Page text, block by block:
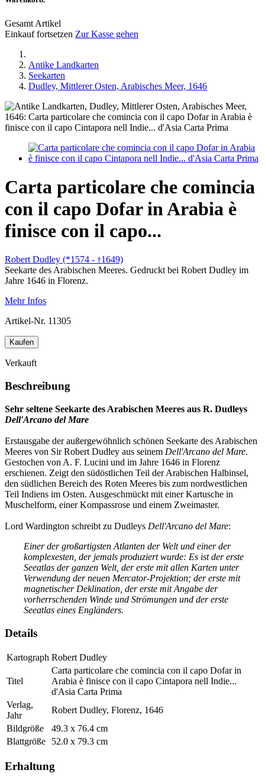
Gesamt Artikel
Einkauf fortsetzen Zur Kasse gehen
Antike Landkarten
Seekarten
Dudley, Mittlerer Osten, Arabisches Meer, 1646
Carta particolare che comincia
con il capo Dofar in Arabia è
finisce con il capo...
Robert Dudley (*1574 - †1649)
Seekarte des Arabischen Meeres. Gedruckt bei Robert Dudley im
Jahre 1646 in Florenz.
Mehr Infos
Artikel-Nr. 11305
Kaufen
Verkauft
Beschreibung
Sehr seltene Seekarte des Arabischen Meeres aus R. Dudleys
Dell'Arcano del Mare
Erstausgabe der außergewöhnlich schönen Seekarte des Arabischen
Meeres von Sir Robert Dudley aus seinem Dell'Arcano del Mare.
Gestochen von A. F. Lucini und im Jahre 1646 in Florenz
erschienen. Zeigt den südöstlichen Teil der Arabischen Halbinsel,
den südlichen Bereich des Roten Meeres bis zum nordwestlichen
Teil Indiens im Osten. Ausgeschmückt mit einer Kartusche in
Muschelform, einer Kompassrose und einem Zweimaster.
Lord Wardington schreibt zu Dudleys Dell'Arcano del Mare:
Einer der großartigsten Atlanten der Welt und einer der
komplexesten, der jemals produziert wurde: Es ist der erste
Seeatlas der ganzen Welt, der erste mit allen Karten unter
Verwendung der neuen Mercator-Projektion; der erste mit
magnetischer Deklination, der erste mit Angabe der
vorherrschenden Winde und Strömungen und der erste
Seeatlas eines Engländers.
Details
Kartograph Robert Dudley
Titel
Carta particolare che comincia con il capo Dofar in
Arabia è finisce con il capo Cintapora nell Indie...
d'Asia Carta Prima
Verlag,
Jahr
Robert Dudley, Florenz, 1646
Bildgröße
49.3 x 76.4 cm
Blattgröße
52.0 x 79.3 cm
Erhaltung